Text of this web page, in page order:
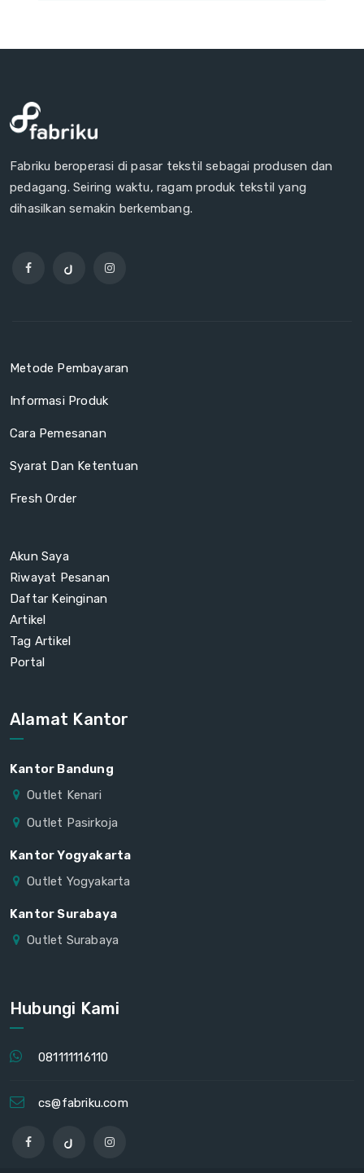
Fabriku beroperasi di pasar tekstil sebagai produsen dan
pedagang. Seiring waktu, ragam produk tekstil yang
dihasilkan semakin berkembang.
Metode Pembayaran
Informasi Produk
Cara Pemesanan
Syarat Dan Ketentuan
Fresh Order
Akun Saya
Riwayat Pesanan
Daftar Keinginan
Artikel
Tag Artikel
Portal
Alamat Kantor
Kantor Bandung
Outlet Kenari
Outlet Pasirkoja
Kantor Yogyakarta
Outlet Yogyakarta
Kantor Surabaya
Outlet Surabaya
Hubungi Kami
081111116110
cs@fabriku.com